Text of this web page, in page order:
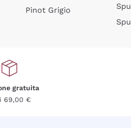
Pinot Grigio
gratuita
69,00 €